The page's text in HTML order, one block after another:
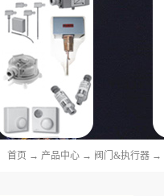
首页 → 产品中心 → 阀门&执行器 →